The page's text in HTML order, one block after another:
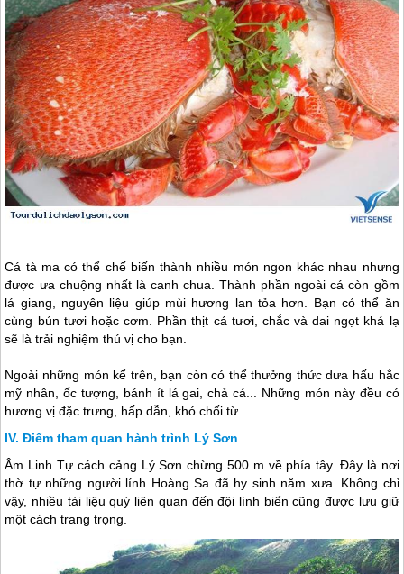
Cá tà ma có thể chế biến thành nhiều món ngon khác nhau nhưng
được ưa chuộng nhất là canh chua. Thành phần ngoài cá còn gồm
lá giang, nguyên liệu giúp mùi hương lan tỏa hơn. Bạn có thể ăn
cùng bún tươi hoặc cơm. Phần thịt cá tươi, chắc và dai ngọt khá lạ
sẽ là trải nghiệm thú vị cho bạn.
Ngoài những món kể trên, bạn còn có thể thưởng thức dưa hấu hắc
mỹ nhân, ốc tượng, bánh ít lá gai, chả cá... Những món này đều có
hương vị đặc trưng, hấp dẫn, khó chối từ.
Điểm tham quan hành trình Lý Sơn
Âm Linh Tự cách cảng Lý Sơn chừng 500 m về phía tây. Đây là nơi
thờ tự những người lính Hoàng Sa đã hy sinh năm xưa. Không chỉ
vậy, nhiều tài liệu quý liên quan đến đội lính biển cũng được lưu giữ
một cách trang trọng.